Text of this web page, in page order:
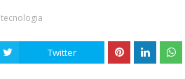
tecnologia
Twitter